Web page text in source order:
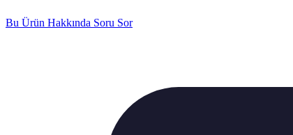
Bu Ürün Hakkında Soru Sor